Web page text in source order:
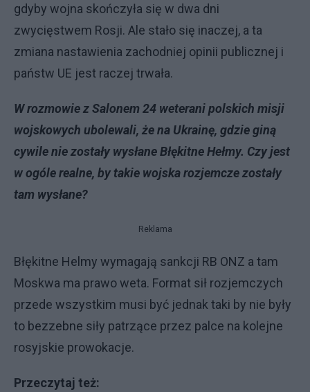
gdyby wojna skończyła się w dwa dni
zwycięstwem Rosji. Ale stało się inaczej, a ta
zmiana nastawienia zachodniej opinii publicznej i
państw UE jest raczej trwała.
W rozmowie z Salonem 24 weterani polskich misji
wojskowych ubolewali, że na Ukrainę, gdzie giną
cywile nie zostały wysłane Błękitne Hełmy. Czy jest
w ogóle realne, by takie wojska rozjemcze zostały
tam wysłane?
Reklama
Błękitne Helmy wymagają sankcji RB ONZ a tam
Moskwa ma prawo weta. Format sił rozjemczych
przede wszystkim musi być jednak taki by nie były
to bezzebne siły patrzące przez palce na kolejne
rosyjskie prowokacje.
Przeczytaj też: